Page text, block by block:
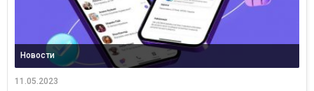
Новости
11.05.2023